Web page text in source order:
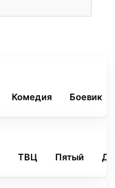
Комедия Боевик
ТВЦ Пятый